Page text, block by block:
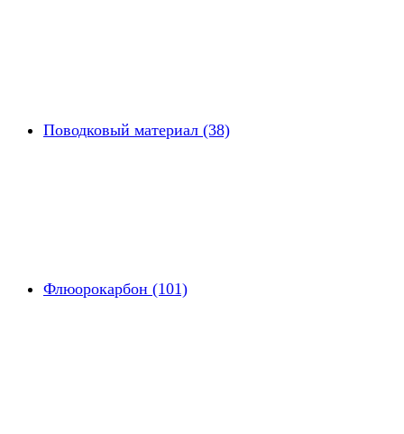
Поводковый материал (38)
Флюорокарбон (101)